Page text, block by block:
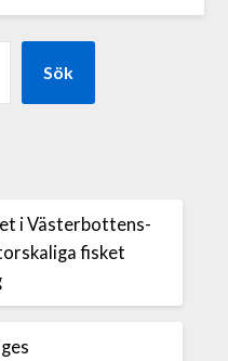
Sök
i Västerbottens-
fisket